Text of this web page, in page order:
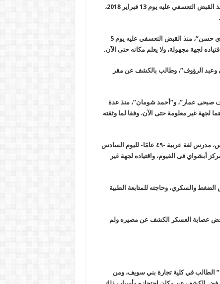
عاما- الطالب بالفرقة الرابعة كلية الطب البشرى جامعة الأزهر، وذلك منذ القبض التعسفي عليه يوم 13 فبراير 2018،
كما أدان المركز اليوم استمرار الجريمة ذاتها للمهندس “محمد الطنطاوي حسن”، منذ القبض التعسفي عليه يوم 5
وعبد الرؤوف”، وطالب بالكشف عن مقر
صبحى عمار”، و”أحمد شومان”، منذ عدة
لجهة غير معلومة حتى الآن، وفقا لما وثقته
ووثقت المنظمة أيضا استمرار إخفاء المواطن محمود أحمد السيد الريس، مدرس لغة عربية -٤٩ عامًا- لليوم السادس
أمام مسجد النادي بمركز أبشواي فى الفيوم، واقتياده لجهة غير
والسكري، وحاجته للمتابعة الطبية
عصابة العسكر الكشف عن مصيره ولم
الطالب في كلية تجارة بني سويف، ومن